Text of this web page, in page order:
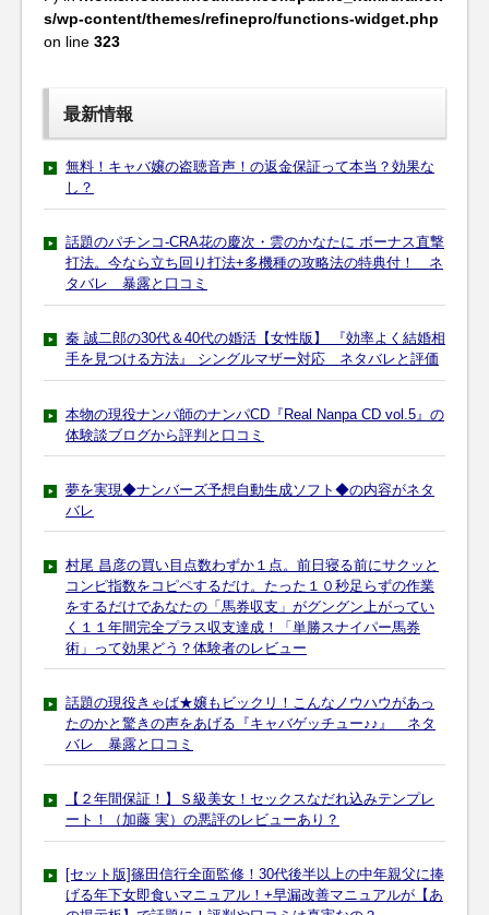
s/wp-content/themes/refinepro/functions-widget.php
on line 323
最新情報
無料！キャバ嬢の盗聴音声！の返金保証って本当？効果な
し？
話題のパチンコ-CRA花の慶次・雲のかなたに ボーナス直撃
打法。今なら立ち回り打法+多機種の攻略法の特典付！ ネ
タバレ 暴露と口コミ
秦 誠二郎の30代＆40代の婚活【女性版】 『効率よく結婚相
手を見つける方法』 シングルマザー対応 ネタバレと評価
本物の現役ナンパ師のナンパCD『Real Nanpa CD vol.5』の
体験談ブログから評判と口コミ
夢を実現◆ナンバーズ予想自動生成ソフト◆の内容がネタ
バレ
村尾 昌彦の買い目点数わずか１点。前日寝る前にサクッと
コンピ指数をコピペするだけ。たった１０秒足らずの作業
をするだけであなたの「馬券収支」がグングン上がってい
く１１年間完全プラス収支達成！「単勝スナイパー馬券
術」って効果どう？体験者のレビュー
話題の現役きゃば★嬢もビックリ！こんなノウハウがあっ
たのかと驚きの声をあげる『キャバゲッチュー♪♪』 ネタ
バレ 暴露と口コミ
【２年間保証！】Ｓ級美女！セックスなだれ込みテンプレ
ート！（加藤 実）の悪評のレビューあり？
[セット版]篠田信行全面監修！30代後半以上の中年親父に捧
げる年下女即食いマニュアル！+早漏改善マニュアルが【あ